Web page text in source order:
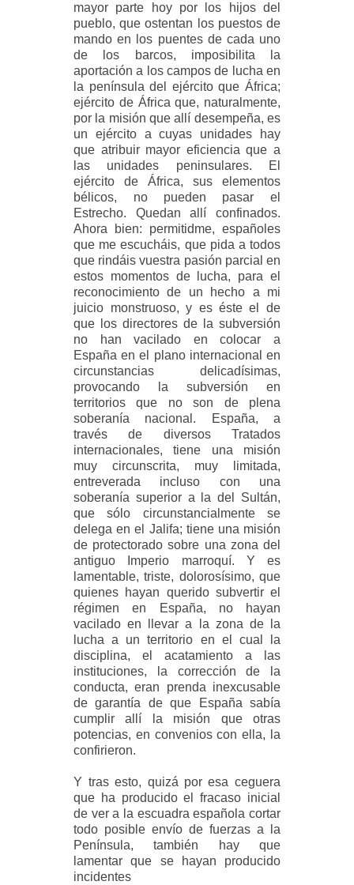
mayor parte hoy por los hijos del
pueblo, que ostentan los puestos de
mando en los puentes de cada uno
de los barcos, imposibilita la
aportación a los campos de lucha en
la península del ejército que África;
ejército de África que, naturalmente,
por la misión que allí desempeña, es
un ejército a cuyas unidades hay
que atribuir mayor eficiencia que a
las unidades peninsulares. El
ejército de África, sus elementos
bélicos, no pueden pasar el
Estrecho. Quedan allí confinados.
Ahora bien: permitidme, españoles
que me escucháis, que pida a todos
que rindáis vuestra pasión parcial en
estos momentos de lucha, para el
reconocimiento de un hecho a mi
juicio monstruoso, y es éste el de
que los directores de la subversión
no han vacilado en colocar a
España en el plano internacional en
circunstancias delicadísimas,
provocando la subversión en
territorios que no son de plena
soberanía nacional. España, a
través de diversos Tratados
internacionales, tiene una misión
muy circunscrita, muy limitada,
entreverada incluso con una
soberanía superior a la del Sultán,
que sólo circunstancialmente se
delega en el Jalifa; tiene una misión
de protectorado sobre una zona del
antiguo Imperio marroquí. Y es
lamentable, triste, dolorosísimo, que
quienes hayan querido subvertir el
régimen en España, no hayan
vacilado en llevar a la zona de la
lucha a un territorio en el cual la
disciplina, el acatamiento a las
instituciones, la corrección de la
conducta, eran prenda inexcusable
de garantía de que España sabía
cumplir allí la misión que otras
potencias, en convenios con ella, la
confirieron.
Y tras esto, quizá por esa ceguera
que ha producido el fracaso inicial
de ver a la escuadra española cortar
todo posible envío de fuerzas a la
Península, también hay que
lamentar que se hayan producido
incidentes